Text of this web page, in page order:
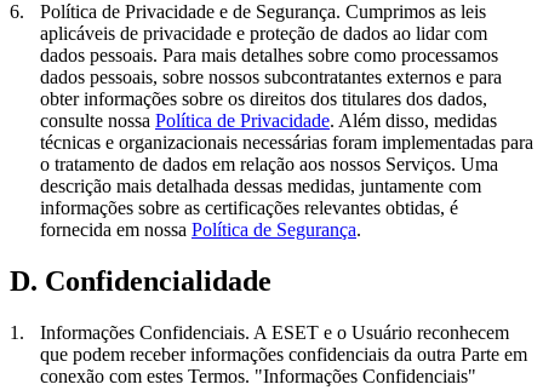
6.
Política de Privacidade e de Segurança. Cumprimos as leis
aplicáveis de privacidade e proteção de dados ao lidar com
dados pessoais. Para mais detalhes sobre como processamos
dados pessoais, sobre nossos subcontratantes externos e para
obter informações sobre os direitos dos titulares dos dados,
consulte nossa Política de Privacidade. Além disso, medidas
técnicas e organizacionais necessárias foram implementadas para
o tratamento de dados em relação aos nossos Serviços. Uma
descrição mais detalhada dessas medidas, juntamente com
informações sobre as certificações relevantes obtidas, é
fornecida em nossa Política de Segurança.
D. Confidencialidade
1. Informações Confidenciais. A ESET e o Usuário reconhecem
que podem receber informações confidenciais da outra Parte em
conexão com estes Termos. "Informações Confidenciais"